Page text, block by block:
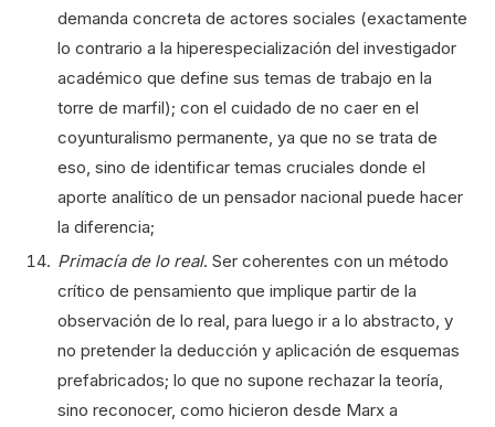
demanda concreta de actores sociales (exactamente
lo contrario a la hiperespecialización del investigador
académico que define sus temas de trabajo en la
torre de marfil); con el cuidado de no caer en el
coyunturalismo permanente, ya que no se trata de
eso, sino de identificar temas cruciales donde el
aporte analítico de un pensador nacional puede hacer
la diferencia;
Primacía de lo real. Ser coherentes con un método
crítico de pensamiento que implique partir de la
observación de lo real, para luego ir a lo abstracto, y
no pretender la deducción y aplicación de esquemas
prefabricados; lo que no supone rechazar la teoría,
sino reconocer, como hicieron desde Marx a